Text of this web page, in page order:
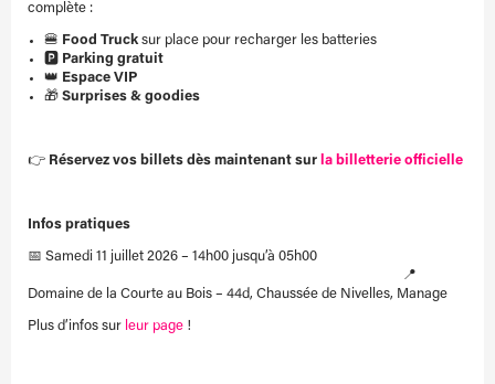
complète :
🍔 Food Truck sur place pour recharger les batteries
🅿️
Parking gratuit
👑 Espace VIP
🎁 Surprises & goodies
👉 Réservez vos billets dès maintenant sur la billetterie officielle
Infos pratiques
📅 Samedi 11 juillet 2026 – 14h00 jusqu’à 05h00
📍
Domaine de la Courte au Bois – 44d, Chaussée de Nivelles, Manage
Plus d’infos sur leur page !